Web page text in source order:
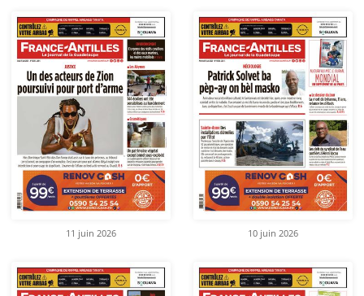
11 juin 2026 10 juin 2026